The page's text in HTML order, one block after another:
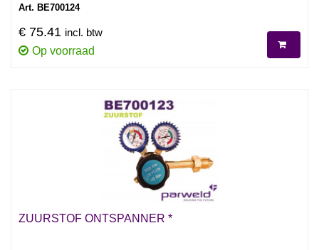
Art. BE700124
€ 75.41 incl. btw
Op voorraad
ZUURSTOF ONTSPANNER *